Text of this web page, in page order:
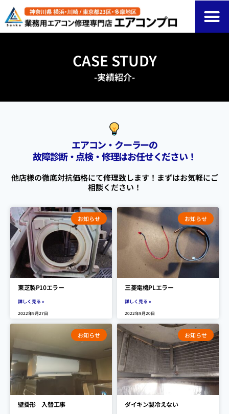
CASE STUDY
-実績紹介-
エアコン・クーラーの
故障診断・点検・修理はお任せください！
他店様の徹底対抗価格にて修理致します！まずはお気軽にご
相談ください！
お知らせ
東芝製P10エラー
詳しく見る »
2022年9月27日
お知らせ
三菱電機PLエラー
詳しく見る »
2022年9月20日
お知らせ
壁掛形 入替工事
お知らせ
ダイキン製冷えない